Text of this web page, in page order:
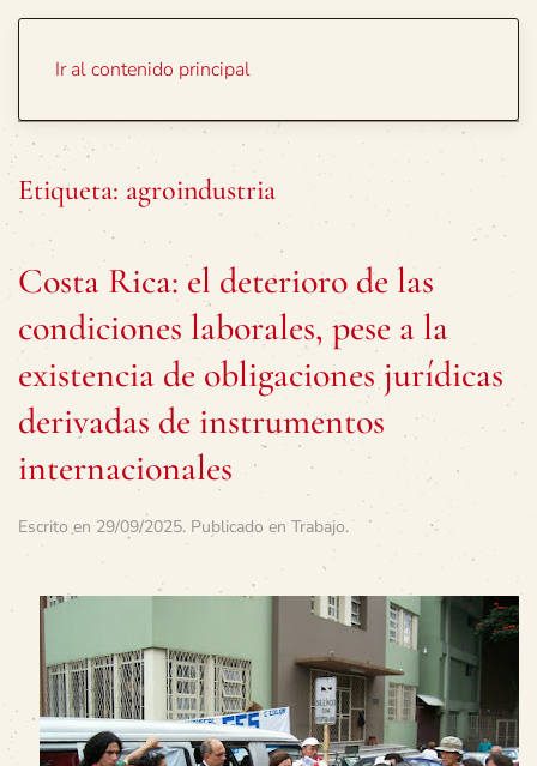
Ir al contenido principal
Etiqueta: agroindustria
Costa Rica: el deterioro de las
condiciones laborales, pese a la
existencia de obligaciones jurídicas
derivadas de instrumentos
internacionales
Escrito en 29/09/2025. Publicado en Trabajo.